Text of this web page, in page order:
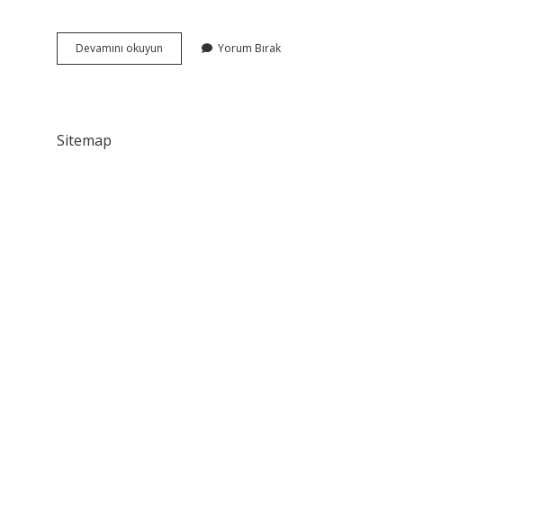
Devamını okuyun
Ne
Yorum Bırak
Sitemap